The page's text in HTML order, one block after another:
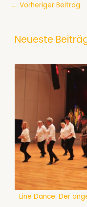
← Vorheriger Beitrag
Neueste
Line Dance: Der